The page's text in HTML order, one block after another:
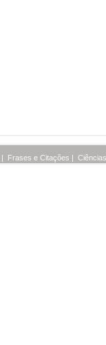
| Frases e Citações |